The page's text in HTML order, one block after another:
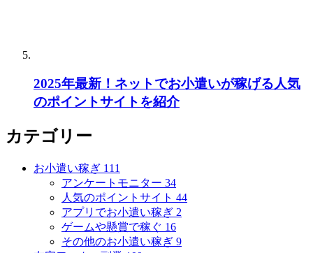
2025年最新！ネットでお小遣いが稼げる人気
のポイントサイトを紹介
カテゴリー
お小遣い稼ぎ 111
アンケートモニター 34
人気のポイントサイト 44
アプリでお小遣い稼ぎ 2
ゲームや懸賞で稼ぐ 16
その他のお小遣い稼ぎ 9